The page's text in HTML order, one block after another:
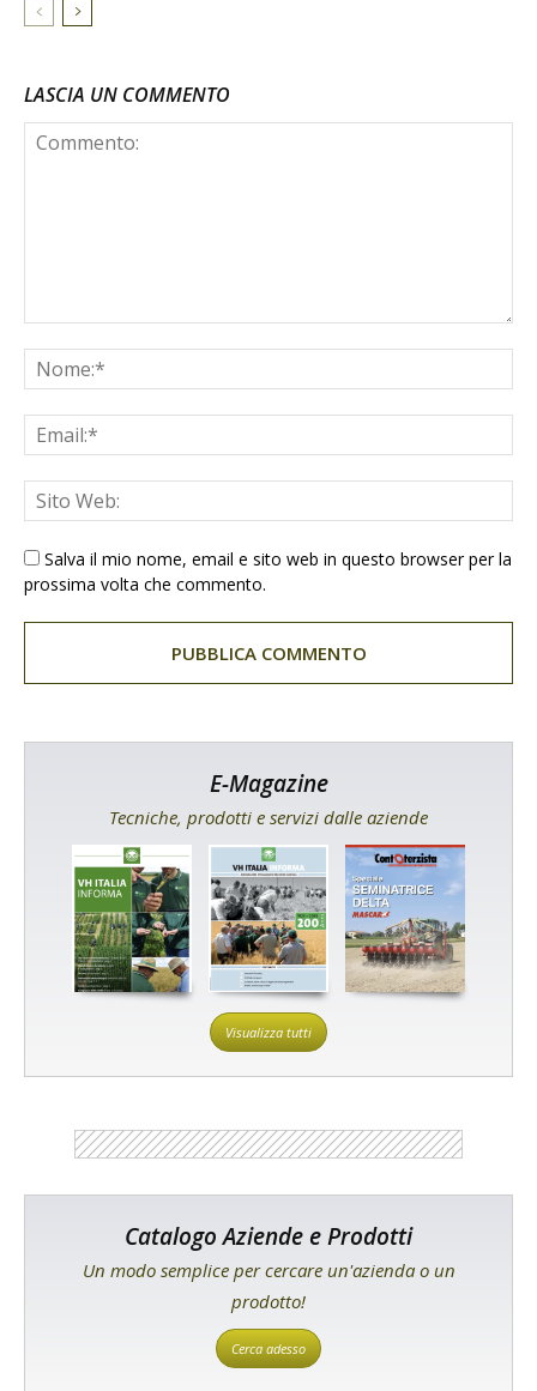
LASCIA UN COMMENTO
Salva il mio nome, email e sito web in questo browser per la
prossima volta che commento.
E-Magazine
Tecniche, prodotti e servizi dalle aziende
Visualizza tutti
Catalogo Aziende e Prodotti
Un modo semplice per cercare un'azienda o un
prodotto!
Cerca adesso